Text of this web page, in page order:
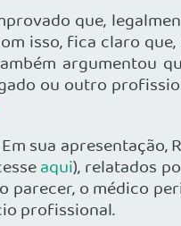
que,
isso, fica claro
argumentou
ou outro
sua apresentação,
aqui), relatados
parecer, o médico
profissional.